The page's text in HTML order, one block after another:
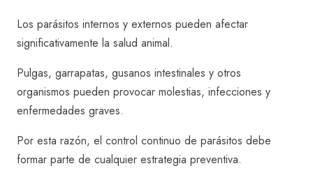
Los parásitos internos y externos pueden afectar
significativamente la salud animal.
Pulgas, garrapatas, gusanos intestinales y otros
organismos pueden provocar molestias, infecciones y
enfermedades graves.
Por esta razón, el control continuo de parásitos debe
formar parte de cualquier estrategia preventiva.